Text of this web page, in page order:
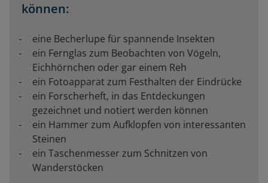
können:
eine Becherlupe für spannende Insekten
ein Fernglas zum Beobachten von Vögeln,
Eichhörnchen oder gar einem Reh
ein Fotoapparat zum Festhalten der Eindrücke
ein Forscherheft, in das Entdeckungen
gezeichnet und notiert werden können
ein Hammer zum Aufklopfen von interessanten
Steinen
ein Taschenmesser zum Schnitzen von
Wanderstöcken